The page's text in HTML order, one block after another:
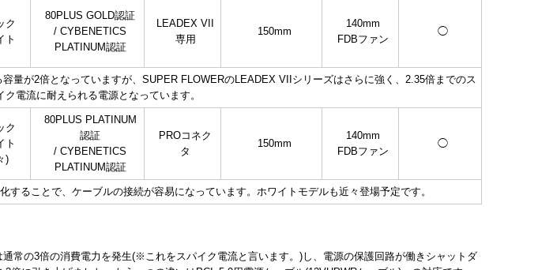
ク
ト
80PLUS GOLD認証
/ CYBENETICS
PLATINUM認証
LEADEX VII
専用
150mm
140mm
FDBファン
◯
量が2倍となっていますが、SUPER FLOWERのLEADEX VIIシリーズはさらに強く、2.35倍までのス
ク電流に耐えられる電源となっています。
ク
ト
)
80PLUS PLATINUM
認証
/ CYBENETICS
PLATINUM認証
PROコネク
タ
150mm
140mm
FDBファン
◯
することで、ケーブルの接続が容易になっています。ホワイトモデルも近々登場予定です。
常の3倍の消費電力を発生(※これをスパイク電流と言います。)し、電源の保護回路が働きシャットダ